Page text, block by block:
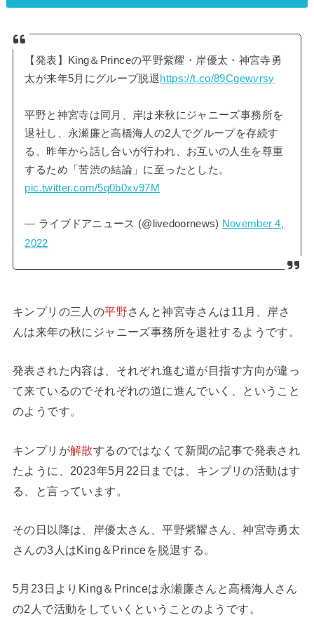
【発表】King＆Princeの平野紫耀・岸優太・神宮寺勇
太が来年5月にグループ脱退https://t.co/89Cgewvrsy
平野と神宮寺は同月、岸は来秋にジャニーズ事務所を
退社し、永瀬廉と高橋海人の2人でグループを存続す
る。昨年から話し合いが行われ、お互いの人生を尊重
するため「苦渋の結論」に至ったとした。
pic.twitter.com/5q0b0xv97M
— ライブドアニュース (@livedoornews) November 4,
2022
キンプリの三人の平野さんと神宮寺さんは11月、岸さ
んは来年の秋にジャニーズ事務所を退社するようです。
発表された内容は、それぞれ進む道が目指す方向が違っ
て来ているのでそれぞれの道に進んでいく、ということ
のようです。
キンプリが解散するのではなくて新聞の記事で発表され
たように、2023年5月22日までは、キンプリの活動はす
る、と言っています。
その日以降は、岸優太さん、平野紫耀さん、神宮寺勇太
さんの3人はKing＆Princeを脱退する。
5月23日よりKing＆Princeは永瀬廉さんと高橋海人さん
の2人で活動をしていくということのようです。